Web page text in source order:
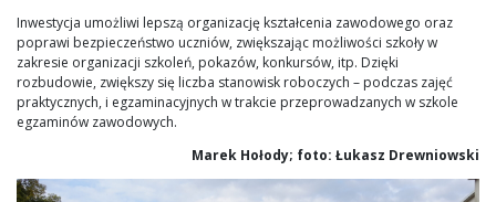
Inwestycja umożliwi lepszą organizację kształcenia zawodowego oraz
poprawi bezpieczeństwo uczniów, zwiększając możliwości szkoły w
zakresie organizacji szkoleń, pokazów, konkursów, itp. Dzięki
rozbudowie, zwiększy się liczba stanowisk roboczych – podczas zajęć
praktycznych, i egzaminacyjnych w trakcie przeprowadzanych w szkole
egzaminów zawodowych.
Marek Hołody; foto: Łukasz Drewniowski